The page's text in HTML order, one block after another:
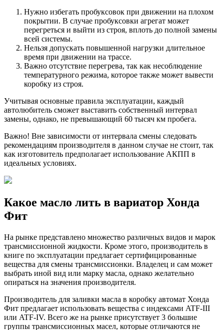
Нужно избегать пробуксовок при движении на плохом
покрытии. В случае пробуксовки агрегат может
перегреться и выйти из строя, вплоть до полной замены
всей системы.
Нельзя допускать повышенной нагрузки длительное
время при движении на трассе.
Важно отсутствие перегрева, так как несоблюдение
температурного режима, которое также может вывести
коробку из строя.
Учитывая основные правила эксплуатации, каждый
автолюбитель сможет выставить собственный интервал
замены, однако, не превышающий 60 тысяч км пробега.
Важно! Вне зависимости от интервала смены следовать
рекомендациям производителя в данном случае не стоит, так
как изготовитель предполагает использование АКПП в
идеальных условиях.
Какое масло лить в вариатор Хонда
Фит
На рынке представлено множество различных видов и марок
трансмиссионной жидкости. Кроме этого, производитель в
книге по эксплуатации предлагает сертифицированные
вещества для смены трансмиссионки. Владелец и сам может
выбрать иной вид или марку масла, однако желательно
опираться на значения производителя.
Производитель для заливки масла в коробку автомат Хонда
Фит предлагает использовать вещества с индексами ATF-III
или ATF-IV. Всего же на рынке присутствует 3 большие
группы трансмиссионных масел, которые отличаются не